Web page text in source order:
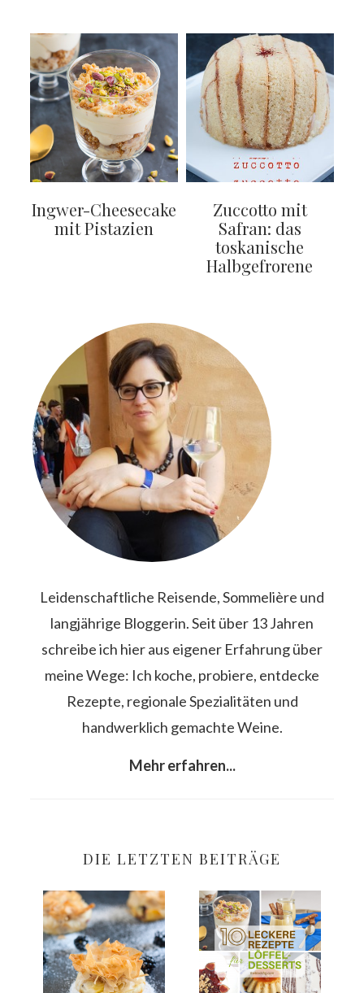
Ingwer-Cheesecake
mit Pistazien
Zuccotto mit
Safran: das
toskanische
Halbgefrorene
SEITENSPALTE
Leidenschaftliche Reisende, Sommelière und
langjährige Bloggerin. Seit über 13 Jahren
schreibe ich hier aus eigener Erfahrung über
meine Wege: Ich koche, probiere, entdecke
Rezepte, regionale Spezialitäten und
handwerklich gemachte Weine.
Mehr erfahren...
DIE LETZTEN BEITRÄGE